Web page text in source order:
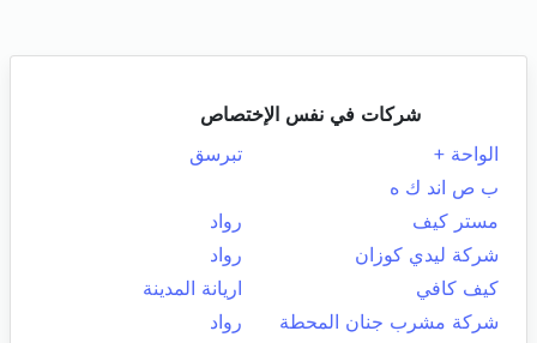
شركات في نفس الإختصاص
الواحة +
تبرسق
ب ص اند ك ه
مستر كيف
رواد
شركة ليدي كوزان
رواد
كيف كافي
اريانة المدينة
شركة مشرب جنان المحطة
رواد